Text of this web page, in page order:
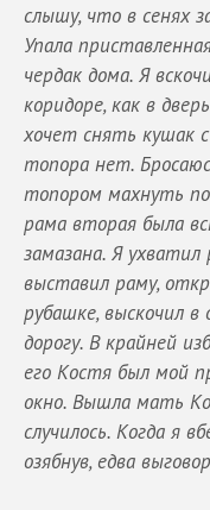
слышу, что в сенях
Упала
чердак дома. Я
коридоре, как в
хочет снять кушак
топора нет.
топором махнуть
рама вторая была
замазана. Я ухватил
выставил раму,
рубашке, выскочил
дорогу. В крайней
его Костя был мой
окно. Вышла мать
случилось. Когда я
озябнув, едва